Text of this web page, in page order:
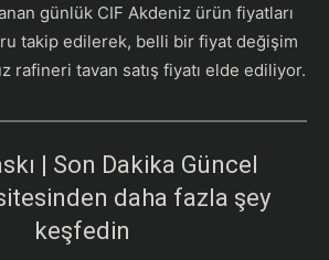
günlük CIF Akdeniz ürün fiyatları
takip edilerek, belli bir fiyat değişim
rafineri tavan satış fiyatı elde ediliyor.
| Son Dakika Güncel
daha fazla şey
keşfedin